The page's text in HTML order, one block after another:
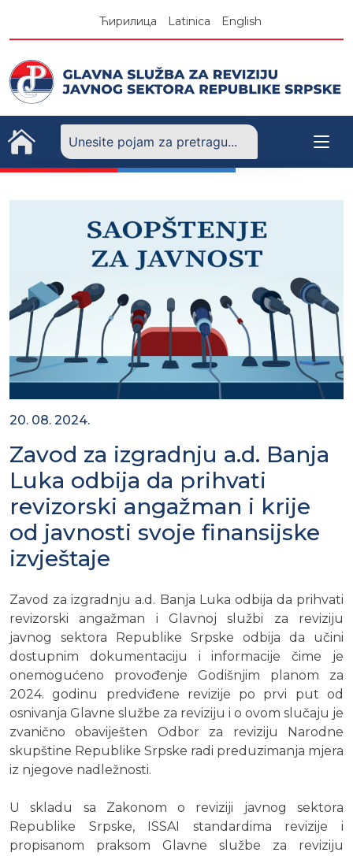
Ћирилица Latinica English
20. 08. 2024.
Zavod za izgradnju a.d. Banja
Luka odbija da prihvati
revizorski angažman i krije
od javnosti svoje finansijske
izvještaje
Zavod za izgradnju a.d. Banja Luka odbija da prihvati
revizorski angažman i Glavnoj službi za reviziju
javnog sektora Republike Srpske odbija da učini
dostupnim dokumentaciju i informacije čime je
onemogućeno provođenje Godišnjim planom za
2024. godinu predviđene revizije po prvi put od
osnivanja Glavne službe za reviziju i o ovom slučaju je
zvanično obaviješten Odbor za reviziju Narodne
skupštine Republike Srpske radi preduzimanja mjera
iz njegove nadležnosti.
U skladu sa Zakonom o reviziji javnog sektora
Republike Srpske, ISSAI standardima revizije i
propisanom praksom Glavne službe za reviziju